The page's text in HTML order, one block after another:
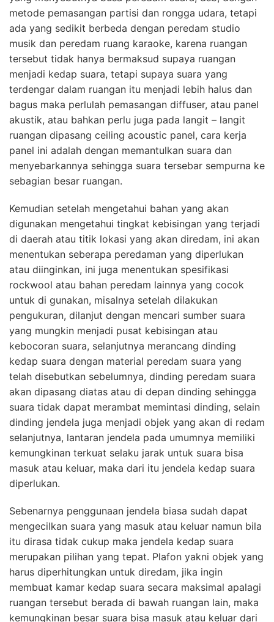
metode pemasangan partisi dan rongga udara, tetapi
ada yang sedikit berbeda dengan peredam studio
musik dan peredam ruang karaoke, karena ruangan
tersebut tidak hanya bermaksud supaya ruangan
menjadi kedap suara, tetapi supaya suara yang
terdengar dalam ruangan itu menjadi lebih halus dan
bagus maka perlulah pemasangan diffuser, atau panel
akustik, atau bahkan perlu juga pada langit – langit
ruangan dipasang ceiling acoustic panel, cara kerja
panel ini adalah dengan memantulkan suara dan
menyebarkannya sehingga suara tersebar sempurna ke
sebagian besar ruangan.
Kemudian setelah mengetahui bahan yang akan
digunakan mengetahui tingkat kebisingan yang terjadi
di daerah atau titik lokasi yang akan diredam, ini akan
menentukan seberapa peredaman yang diperlukan
atau diinginkan, ini juga menentukan spesifikasi
rockwool atau bahan peredam lainnya yang cocok
untuk di gunakan, misalnya setelah dilakukan
pengukuran, dilanjut dengan mencari sumber suara
yang mungkin menjadi pusat kebisingan atau
kebocoran suara, selanjutnya merancang dinding
kedap suara dengan material peredam suara yang
telah disebutkan sebelumnya, dinding peredam suara
akan dipasang diatas atau di depan dinding sehingga
suara tidak dapat merambat memintasi dinding, selain
dinding jendela juga menjadi objek yang akan di redam
selanjutnya, lantaran jendela pada umumnya memiliki
kemungkinan terkuat selaku jarak untuk suara bisa
masuk atau keluar, maka dari itu jendela kedap suara
diperlukan.
Sebenarnya penggunaan jendela biasa sudah dapat
mengecilkan suara yang masuk atau keluar namun bila
itu dirasa tidak cukup maka jendela kedap suara
merupakan pilihan yang tepat. Plafon yakni objek yang
harus diperhitungkan untuk diredam, jika ingin
membuat kamar kedap suara secara maksimal apalagi
ruangan tersebut berada di bawah ruangan lain, maka
kemungkinan besar suara bisa masuk atau keluar dari